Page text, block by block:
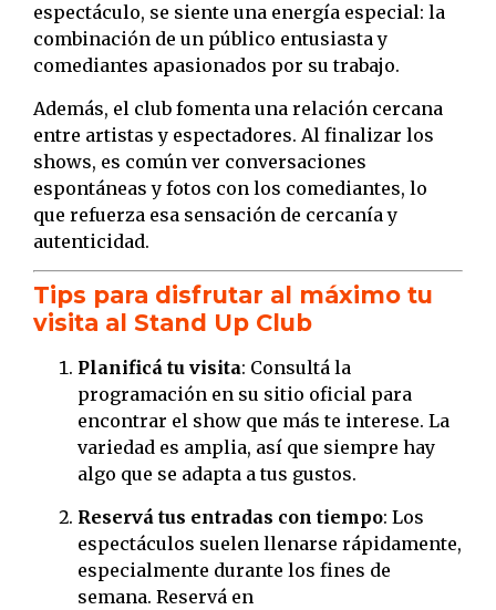
espectáculo, se siente una energía especial: la
combinación de un público entusiasta y
comediantes apasionados por su trabajo.
Además, el club fomenta una relación cercana
entre artistas y espectadores. Al finalizar los
shows, es común ver conversaciones
espontáneas y fotos con los comediantes, lo
que refuerza esa sensación de cercanía y
autenticidad.
Tips para disfrutar al máximo tu
visita al Stand Up Club
Planificá tu visita: Consultá la
programación en su sitio oficial para
encontrar el show que más te interese. La
variedad es amplia, así que siempre hay
algo que se adapta a tus gustos.
Reservá tus entradas con tiempo: Los
espectáculos suelen llenarse rápidamente,
especialmente durante los fines de
semana. Reservá en